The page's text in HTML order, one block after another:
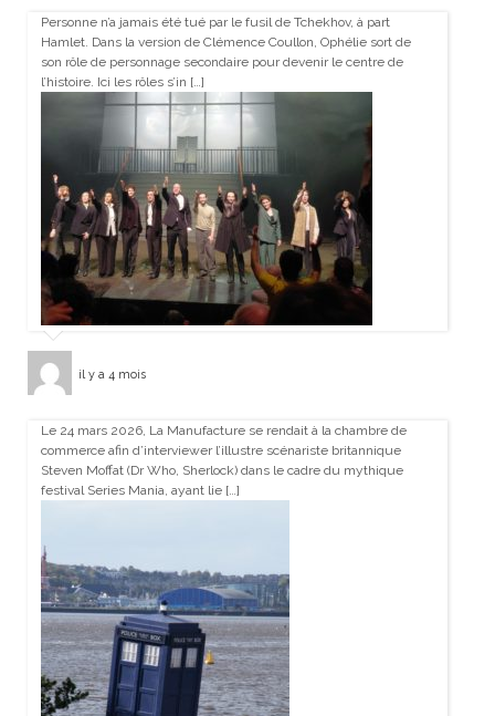
Personne n’a jamais été tué par le fusil de Tchekhov, à part
Hamlet. Dans la version de Clémence Coullon, Ophélie sort de
son rôle de personnage secondaire pour devenir le centre de
l’histoire. Ici les rôles s’in […]
il y a 4 mois
Le 24 mars 2026, La Manufacture se rendait à la chambre de
commerce afin d’interviewer l’illustre scénariste britannique
Steven Moffat (Dr Who, Sherlock) dans le cadre du mythique
festival Series Mania, ayant lie […]